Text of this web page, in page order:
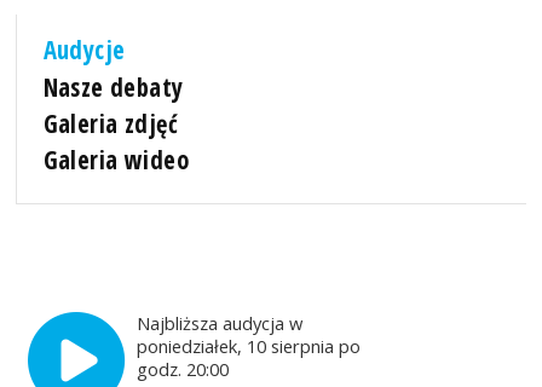
Audycje
Nasze debaty
Galeria zdjęć
Galeria wideo
Najbliższa audycja w
poniedziałek, 10 sierpnia po
godz. 20:00